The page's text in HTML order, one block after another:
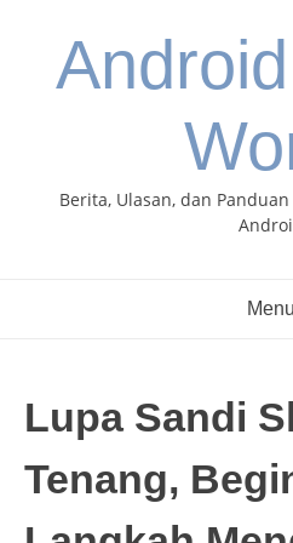
content
Berita, Ulasan, dan
Menu
Lupa Sandi
Tenang,